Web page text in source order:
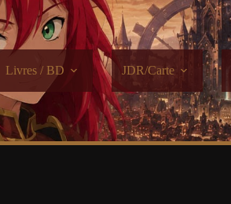
Livres / BD JDR/Carte